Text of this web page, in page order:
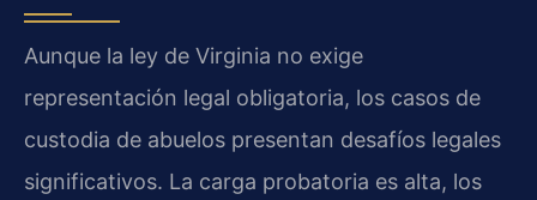
Aunque la ley de Virginia no exige
representación legal obligatoria, los casos de
custodia de abuelos presentan desafíos legales
significativos. La carga probatoria es alta, los